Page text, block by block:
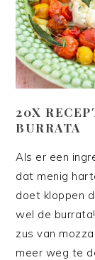
20X
BURRATA
Als er een
dat menig
doet kloppen
wel de
zus van
meer weg te